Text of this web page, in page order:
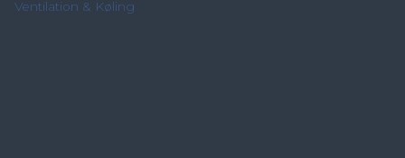
Ventilation & Køling